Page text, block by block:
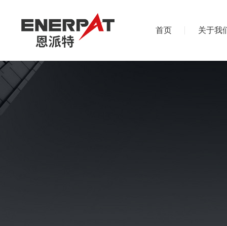
首页 关于我